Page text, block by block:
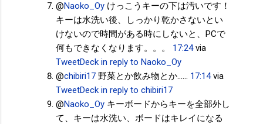
@Naoko_Oy けっこうキーの下は汚いです！
キーは水洗い後、しっかり乾かさないとい
けないので時間がある時にしないと、PCで
何もできなくなります。。。
17:24 via
TweetDeck in reply to Naoko_Oy
@chibiri17 野菜とか飲み物とか...... 17:14 via
TweetDeck in reply to chibiri17
@Naoko_Oy キーボードからキーを全部外し
て、キーは水洗い、ボードはキレイになる